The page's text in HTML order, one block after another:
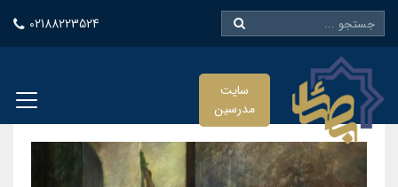
02188223524
سایت
مدرسین